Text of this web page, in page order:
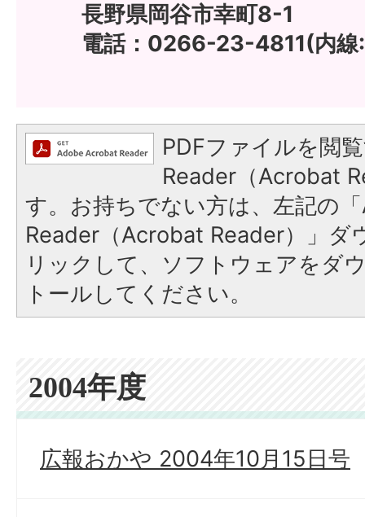
長野県岡谷市幸町8-1
電話：0266-23-4811(内
PDFファイルを閲
Reader（Acrobat
す。お持ちでない方は、左記の
Reader（Acrobat Reader）」ダ
リックして、ソフトウェアをダ
トールしてください。
2004年度
広報おかや 2004年10月15日号